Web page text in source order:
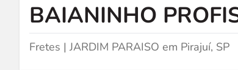
BAIANINHO
Fretes | JARDIM PARAISO em Pirajuí, SP